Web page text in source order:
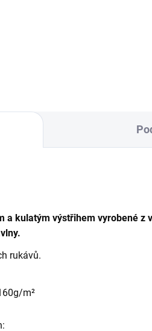
a kulatým výstřihem vyrobené z
rukávů.
m²